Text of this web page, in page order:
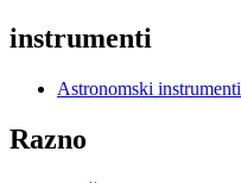
instrumenti
Astronomski instrumenti
Razno